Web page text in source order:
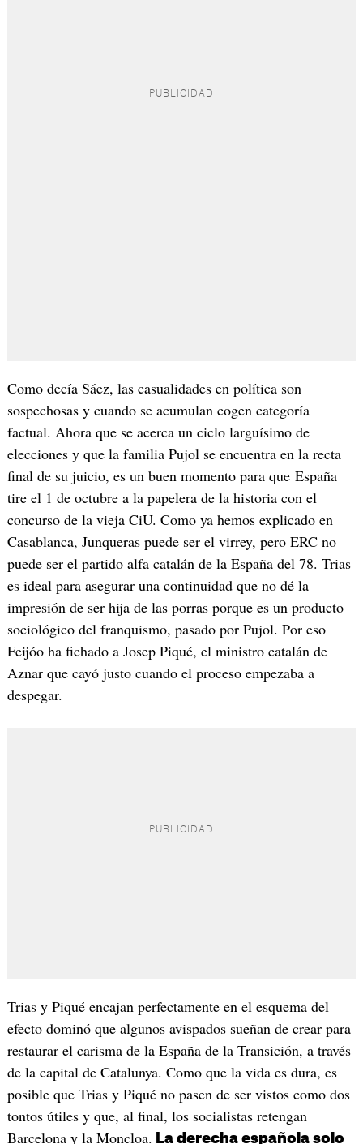
Como decía Sáez, las casualidades en política son
sospechosas y cuando se acumulan cogen categoría
factual. Ahora que se acerca un ciclo larguísimo de
elecciones y que la familia Pujol se encuentra en la recta
final de su juicio, es un buen momento para que España
tire el 1 de octubre a la papelera de la historia con el
concurso de la vieja CiU. Como ya hemos explicado en
Casablanca, Junqueras puede ser el virrey, pero ERC no
puede ser el partido alfa catalán de la España del 78. Trias
es ideal para asegurar una continuidad que no dé la
impresión de ser hija de las porras porque es un producto
sociológico del franquismo, pasado por Pujol. Por eso
Feijóo ha fichado a Josep Piqué, el ministro catalán de
Aznar que cayó justo cuando el proceso empezaba a
despegar.
Trias y Piqué encajan perfectamente en el esquema del
efecto dominó que algunos avispados sueñan de crear para
restaurar el carisma de la España de la Transición, a través
de la capital de Catalunya. Como que la vida es dura, es
posible que Trias y Piqué no pasen de ser vistos como dos
tontos útiles y que, al final, los socialistas retengan
Barcelona y la Moncloa. La derecha española solo